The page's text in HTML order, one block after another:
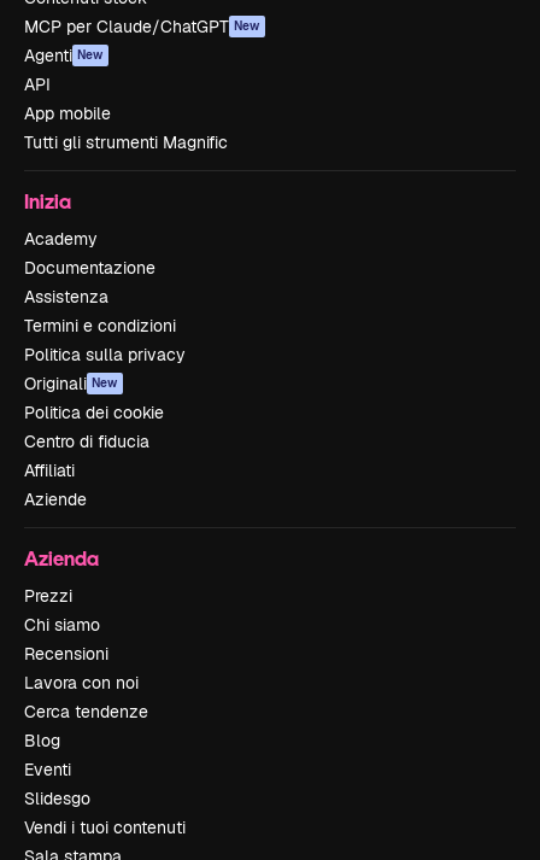
MCP per Claude/ChatGPT New
Agenti New
API
App mobile
Tutti gli strumenti Magnific
Inizia
Academy
Documentazione
Assistenza
Termini e condizioni
Politica sulla privacy
Originali New
Politica dei cookie
Centro di fiducia
Affiliati
Aziende
Azienda
Prezzi
Chi siamo
Recensioni
Lavora con noi
Cerca tendenze
Blog
Eventi
Slidesgo
Vendi i tuoi contenuti